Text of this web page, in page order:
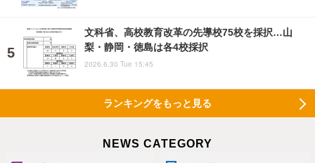
文科省、高校教育改革の先導校75校を採択…山
梨・静岡・徳島は各4校採択
2026.6.30 Tue 15:45
ランキングをもっと見る
NEWS CATEGORY